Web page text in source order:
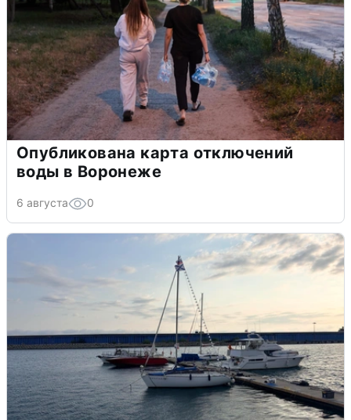
Опубликована карта отключений
воды в Воронеже
6 августа 0